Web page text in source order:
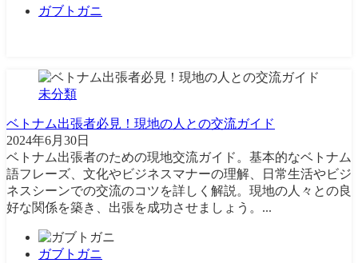
ガブトガニ
未分類
ベトナム出張者必見！現地の人との交流ガイド
2024年6月30日
ベトナム出張者のための現地交流ガイド。基本的なベトナム
語フレーズ、文化やビジネスマナーの理解、日常生活やビジ
ネスシーンでの交流のコツを詳しく解説。現地の人々との良
好な関係を築き、出張を成功させましょう。...
ガブトガニ